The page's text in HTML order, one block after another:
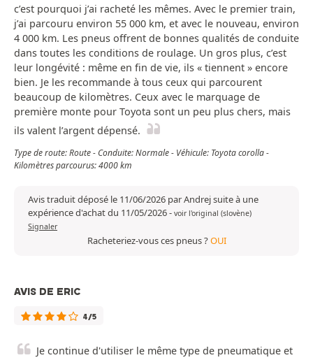
c’est pourquoi j’ai racheté les mêmes. Avec le premier train,
j’ai parcouru environ 55 000 km, et avec le nouveau, environ
4 000 km. Les pneus offrent de bonnes qualités de conduite
dans toutes les conditions de roulage. Un gros plus, c’est
leur longévité : même en fin de vie, ils « tiennent » encore
bien. Je les recommande à tous ceux qui parcourent
beaucoup de kilomètres. Ceux avec le marquage de
première monte pour Toyota sont un peu plus chers, mais
ils valent l’argent dépensé.
Type de route: Route - Conduite: Normale - Véhicule: Toyota corolla -
Kilomètres parcourus: 4000 km
Avis traduit déposé le 11/06/2026 par Andrej suite à une
expérience d'achat du 11/05/2026- voir l'original (slovène)
Signaler
Racheteriez-vous ces pneus ?OUI
AVIS DE ERIC
4/5
Je continue d'utiliser le même type de pneumatique et